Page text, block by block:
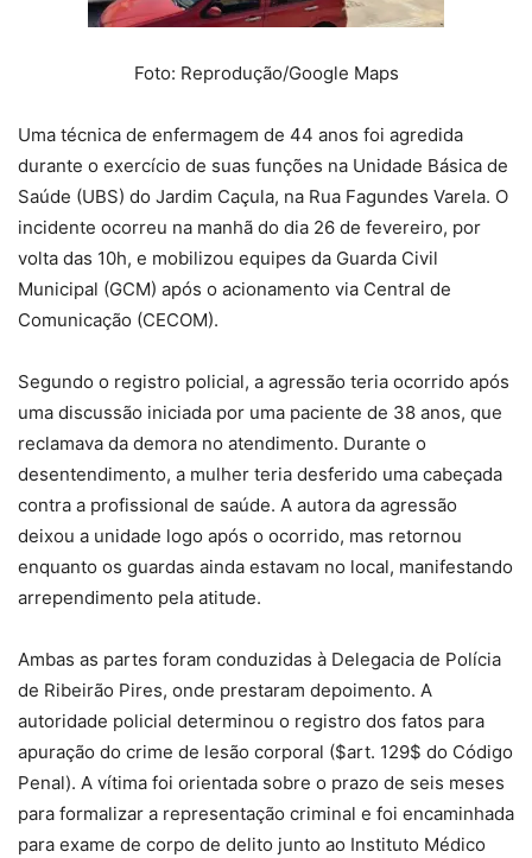
Foto: Reprodução/Google Maps
Uma técnica de enfermagem de 44 anos foi agredida
durante o exercício de suas funções na Unidade Básica de
Saúde (UBS) do Jardim Caçula, na Rua Fagundes Varela. O
incidente ocorreu na manhã do dia 26 de fevereiro, por
volta das 10h, e mobilizou equipes da Guarda Civil
Municipal (GCM) após o acionamento via Central de
Comunicação (CECOM).
Segundo o registro policial, a agressão teria ocorrido após
uma discussão iniciada por uma paciente de 38 anos, que
reclamava da demora no atendimento. Durante o
desentendimento, a mulher teria desferido uma cabeçada
contra a profissional de saúde. A autora da agressão
deixou a unidade logo após o ocorrido, mas retornou
enquanto os guardas ainda estavam no local, manifestando
arrependimento pela atitude.
Ambas as partes foram conduzidas à Delegacia de Polícia
de Ribeirão Pires, onde prestaram depoimento. A
autoridade policial determinou o registro dos fatos para
apuração do crime de lesão corporal ($art. 129$ do Código
Penal). A vítima foi orientada sobre o prazo de seis meses
para formalizar a representação criminal e foi encaminhada
para exame de corpo de delito junto ao Instituto Médico